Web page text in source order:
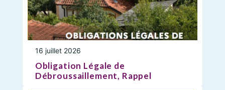
16 juillet 2026
Obligation Légale de
Débroussaillement, Rappel